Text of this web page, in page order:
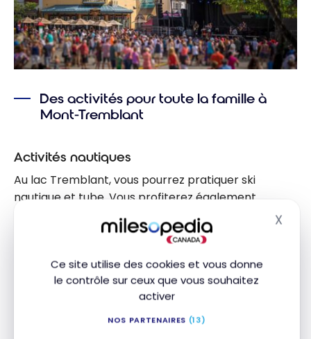
Ce site utilise des cookies et vous donne
le contrôle sur ceux que vous souhaitez
activer
NOS PARTENAIRES (13)
X
Des activités pour toute la famille à
Mont-Tremblant
Activités nautiques
Au lac Tremblant, vous pourrez pratiquer ski
nautique et tube. Vous profiterez également
d’installations telles que les parcours de nage
balisés, les plages et la location de bateaux
motorisés. Et le soir venu, le village piétonnier n’est
qu’à quelques pas pour continuer la détente.